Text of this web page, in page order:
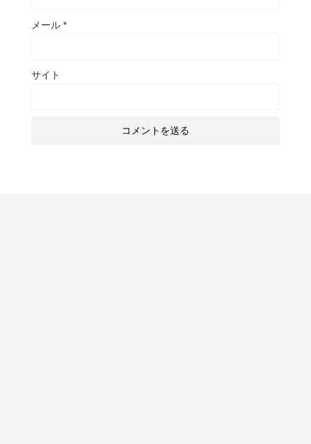
メール *
サイト